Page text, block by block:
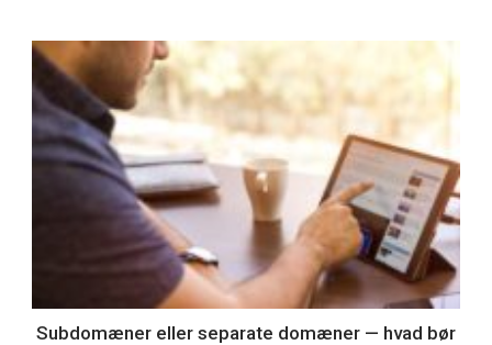
Subdomæner eller separate domæner — hvad bør